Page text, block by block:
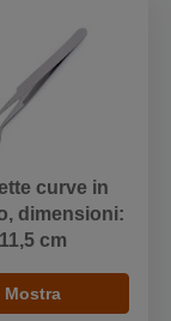
curve in
dimensioni:
11,5 cm
Mostra